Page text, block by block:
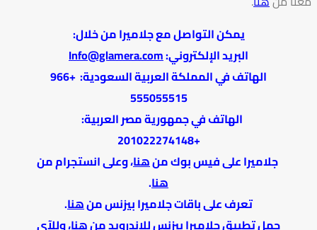
يمكن التواصل مع جلاميرا من خلال:
البريد الإلكتروني:Info@glamera.com
الهاتف في المملكة العربية السعودية: +966
555055515
الهاتف في جمهورية مصر العربية:
+201022274148
جلاميرا على فيس بوك منهنا، وعلى انستجرام من
هنا.
تعرف على باقات جلاميرا بيزنس منهنا.
حمل تطبيق جلاميرا بيزنس للاندرويد منهنا، وللآي